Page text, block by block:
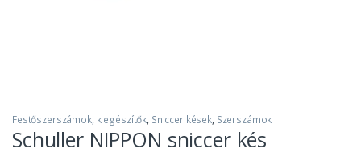
Festőszerszámok, kiegészítők, Sniccer kések, Szerszámok
Schuller NIPPON sniccer kés